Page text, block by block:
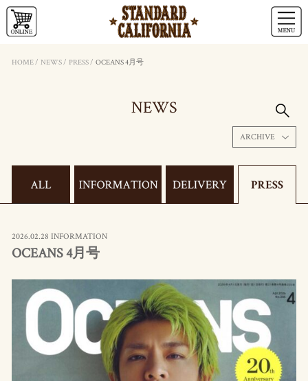
HOME/ NEWS/ PRESS/ OCEANS 4月号
NEWS
ARCHIVE
2026.02.28 INFORMATION
OCEANS 4月号